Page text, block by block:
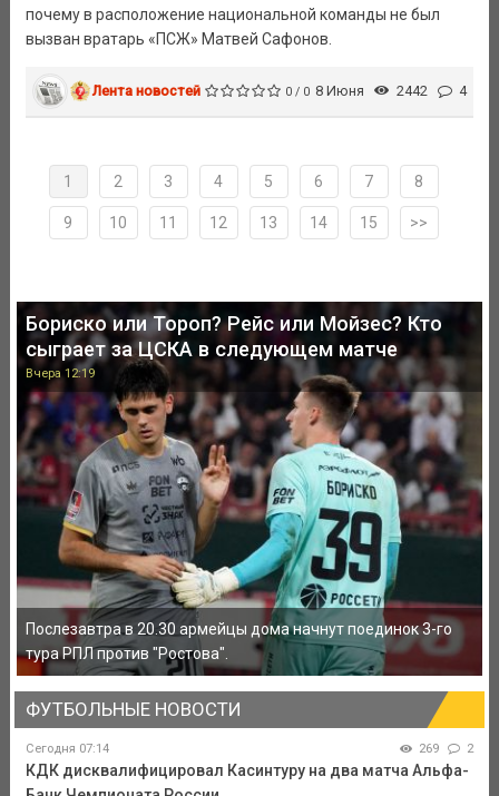
почему в расположение национальной команды не был
вызван вратарь «ПСЖ» Матвей Сафонов.
Лента новостей 0 / 0 8 Июня 2442 4
1 2 3 4 5 6 7 8
9 10 11 12 13 14 15 >>
Бориско или Тороп? Рейс или Мойзес? Кто
сыграет за ЦСКА в следующем матче
Вчера 12:19
Послезавтра в 20.30 армейцы дома начнут поединок 3-го
тура РПЛ против "Ростова".
ФУТБОЛЬНЫЕ НОВОСТИ
Сегодня 07:14 269 2
КДК дисквалифицировал Касинтуру на два матча Альфа-